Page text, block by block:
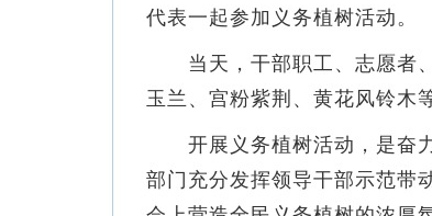
代表一起参加义务植树活动。
当天，干部职工、志愿者
玉兰、宫粉紫荆、黄花风铃木
开展义务植树活动，是奋力
部门充分发挥领导干部示范带